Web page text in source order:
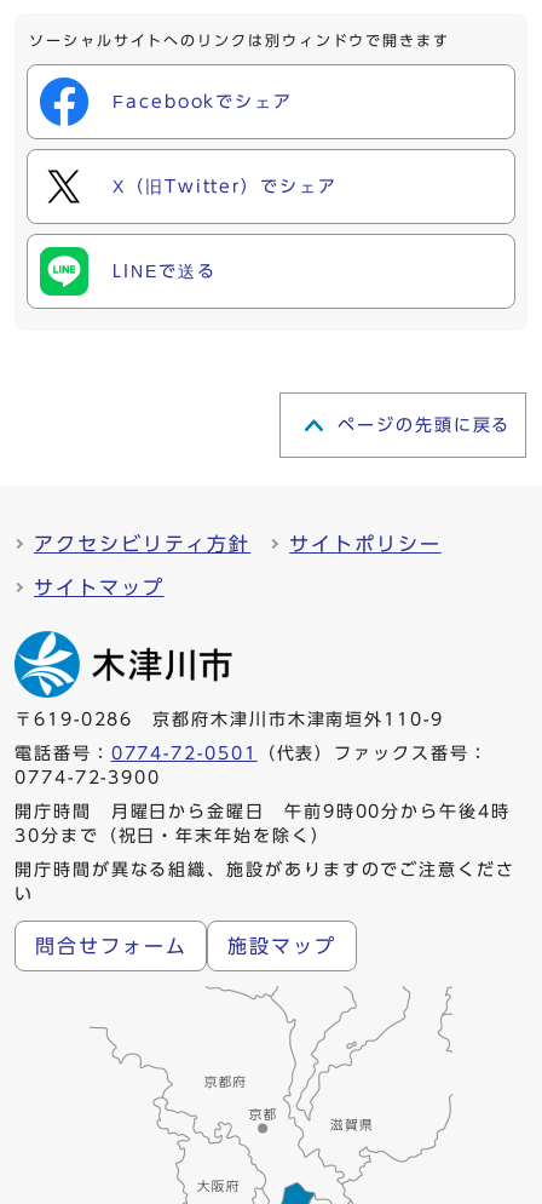
ソーシャルサイトへのリンクは別ウィンドウで開きます
Facebookでシェア
X（旧Twitter）でシェア
LINEで送る
ページの先頭に戻る
アクセシビリティ方針 サイトポリシー
サイトマップ
〒619-0286 京都府木津川市木津南垣外110-9
電話番号： 0774-72-0501
（代表）ファックス番号：
0774-72-3900
開庁時間 月曜日から金曜日 午前9時00分から午後4時
30分まで（祝日・年末年始を除く）
開庁時間が異なる組織、施設がありますのでご注意くださ
い
問合せフォーム 施設マップ